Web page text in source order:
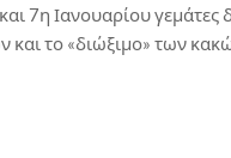
και 7η Ιανουαρίου
και το «διώξιμο» των